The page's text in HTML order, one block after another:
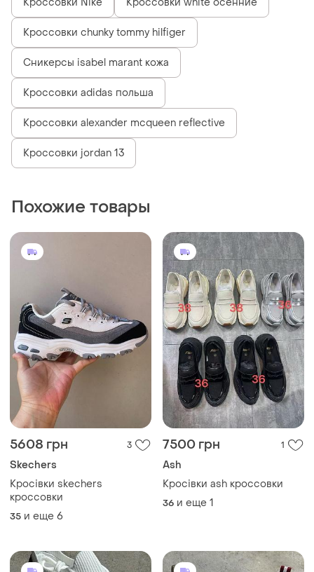
Кроссовки chunky tommy hilfiger
Сникерсы isabel marant кожа
Кроссовки adidas польша
Кроссовки alexander mcqueen reflective
Кроссовки jordan 13
Похожие товары
5608 грн 3
Skechers
Кросівки skechers
кроссовки
35 и еще 6
7500 грн 1
Ash
Кросівки ash кроссовки
36 и еще 1